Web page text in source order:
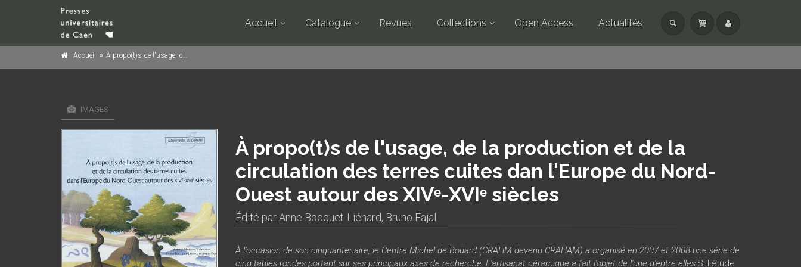
Accueil Catalogue Revues Collections Open Access Actualités
Accueil À propo(t)s de l'usage, de la production et de la circulation des terres cuites dan l'Europe du Nord-Ouest autour des XIVᵉ-XVIᵉ siècles
IMAGES
À propo(t)s de l'usage, de la production et de la
circulation des terres cuites dan l'Europe du Nord-
Ouest autour des XIVᵉ-XVIᵉ siècles
Édité parAnne Bocquet-Liénard, Bruno Fajal
À l'occasion de son cinquantenaire, le Centre Michel de Boüard (CRAHM devenu CRAHAM) a organisé en 2007 et 2008 une série de
cinq tables rondes portant sur ses principaux axes de recherche. L'artisanat céramique a fait l'objet de l'une d'entre elles.Si l'étude